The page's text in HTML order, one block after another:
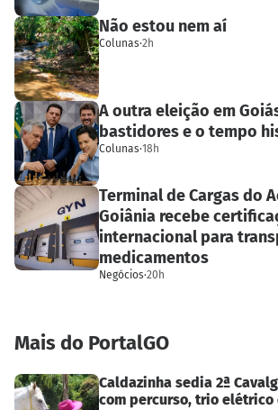
Não estou nem aí
Colunas·2h
A outra eleição em
bastidores e o tempo
Colunas·18h
Terminal de Cargas do
Goiânia recebe
internacional para
medicamentos
Negócios·20h
Mais do PortalGO
Caldazinha sedia 2ª
com percurso, trio elétrico